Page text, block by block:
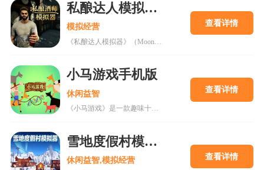
私酿达人模拟器手机版
模拟经营 查看详情
小马游戏手机版
休闲益智
《小马游戏》是一款趣味十足的2D像素风格模拟经营类手游。游戏提供了养马、繁殖、赛马以及基因改造等核心玩法。玩家可以自由捕捉野生马匹，然后通过繁殖或基因改造技术繁育出优秀的马匹，经过培训后参与各种赛马比赛，获胜后获得大量比赛奖励。游戏采用CRISPR基因编辑技术，你可以修改马匹的速度和耐力等属性，甚至可以培育出形似赛车的变异马匹。精心规划牧场布局，打造独一无二的专属马匹天堂，潜心经营繁育产业。
查看详情
雪地度假村模拟器手机版
休闲益智,模拟经营 查看详情